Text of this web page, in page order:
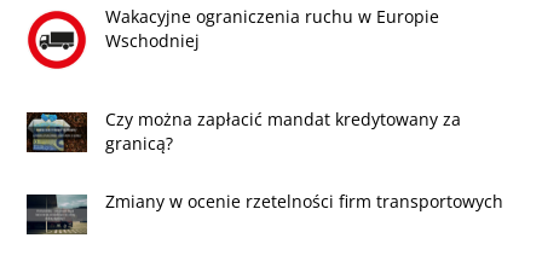
Wakacyjne ograniczenia ruchu w Europie
Wschodniej
Czy można zapłacić mandat kredytowany za
granicą?
Zmiany w ocenie rzetelności firm transportowych